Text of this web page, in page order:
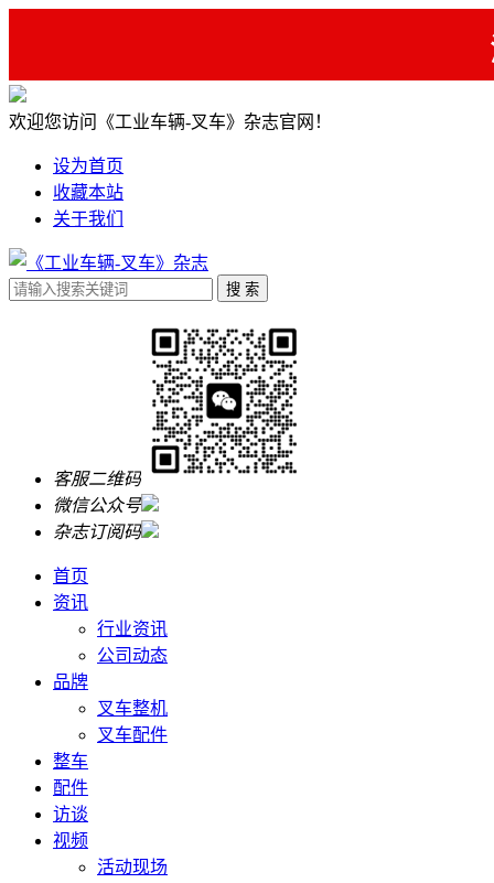
欢迎您访问《工业车辆-叉车》杂志官网！
设为首页
收藏本站
关于我们
客服二维码
微信公众号
杂志订阅码
首页
资讯
行业资讯
公司动态
品牌
叉车整机
叉车配件
整车
配件
访谈
视频
活动现场